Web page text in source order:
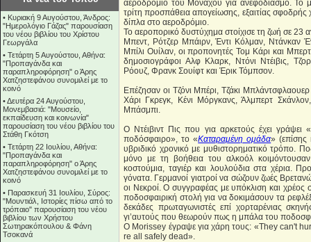
• Κυριακή 9 Αυγούστου, Άνδρος:
"Ημερολόγιο Γάζας" παρουσίαση
του νέου βιβλίου του Χρίστου
Γεωργάλα
• Τετάρτη 5 Αυγούστου, Αθήνα:
"Προπαγάνδα και
παραπληροφόρηση" ο Άρης
Χατζηστεφάνου συνομιλεί με το
κοινό
•Δευτέρα 24 Αυγούστου,
Μονεμβασιά: "Μουσείο,
εκπαίδευση και κοινωνία"
παρουσίαση του νέου βιβλίου του
Στάθη Γκότση
• Τετάρτη 22 Ιουλίου, Αθήνα:
"Προπαγάνδα και
παραπληροφόρηση" ο Άρης
Χατζηστεφάνου συνομιλεί με το
κοινό
• Παρασκευή 31 Ιουλίου, Σύρος:
"Μουντιάλ, Ιστορίες πίσω από το
τρόπαιο" παρουσίαση του νέου
βιβλίου των Χρήστου
Σωτηρακόπουλου & Φάνη
Τσοκανά
αεροδρόμιο του Μονάχου για ανεφοδιασμό. Το
τρίτη προσπάθεια απογείωσης, εξαιτίας
δίπλα στο αεροδρόμιο.
Το αεροπορικό δυστύχημα στοίχισε τη ζωή σε
Μπεντ, Ρότζερ Μπάιρν, Έντι Κόλμαν, Ντάνκαν
Μπίλι Ουίλαν, οι προπονητές Τομ Κάρι και
δημοσιογράφοι Αλφ Κλαρκ, Ντόνι Ντέιβις,
Ρόουζ, Φρανκ Σουίφτ και Έρικ Τόμπσον.
Επέζησαν οι Τζόνι Μπέρι, Τζάκι
Χάρι Γκρεγκ, Κένι Μόργκανς, Άλμπερτ
Μπάσμπι.
Ο Ντέιβιντ Πις που για αρκετούς έχει
ποδόσφαιρο», το «Καταραμένη ομάδα» (επίσης
υβριδικό χρονικό με μυθιστορηματικό τρόπο.
μόνο με τη βοήθεια του αλκοόλ
κοστούμια, ταγιέρ και λουλούδια στα χέρια.
γόνατα. Γερμανοί γιατροί να σώζουν ζωές
οι Νεκροί. Ο συγγραφέας με υπόκλιση και χρέος
ποδοσφαιρική στολή για να δοκιμάσουν τα
δεκάδες πρωταγωνιστές επί χορταρένιας
γι’αυτούς που θεωρούν πως η μπάλα του
Ο Μοrissey έγραψε για χάρη τους: «They can't
re all safely dead».